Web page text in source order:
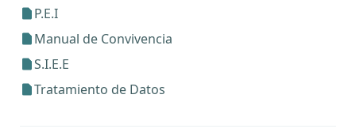
P.E.I
Manual de Convivencia
S.I.E.E
Tratamiento de Datos